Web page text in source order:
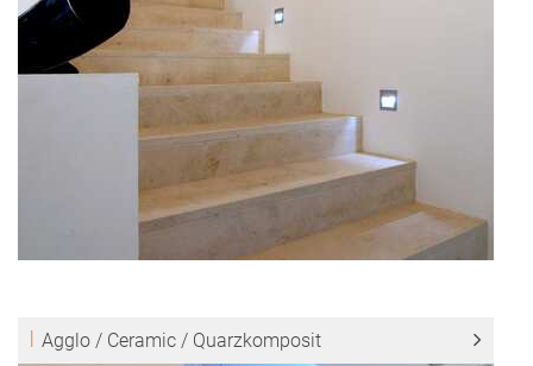
Agglo / Ceramic / Quarzkomposit